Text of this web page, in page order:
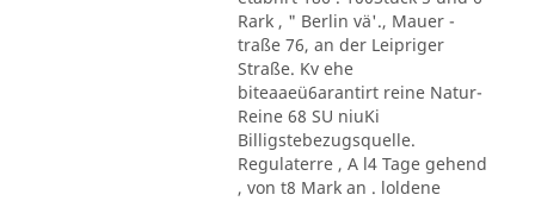
Rark , " Berlin vä'., Mauer -
traße 76, an der Leipriger
Straße. Kv ehe
biteaaeü6arantirt reine Natur-
Reine 68 SU niuKi
Billigstebezugsquelle.
Regulaterre , A l4 Tage gehend
, von t8 Mark an . loldene